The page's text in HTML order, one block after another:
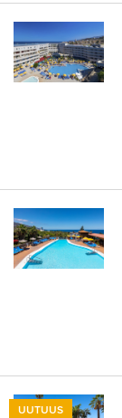
UUTUUS